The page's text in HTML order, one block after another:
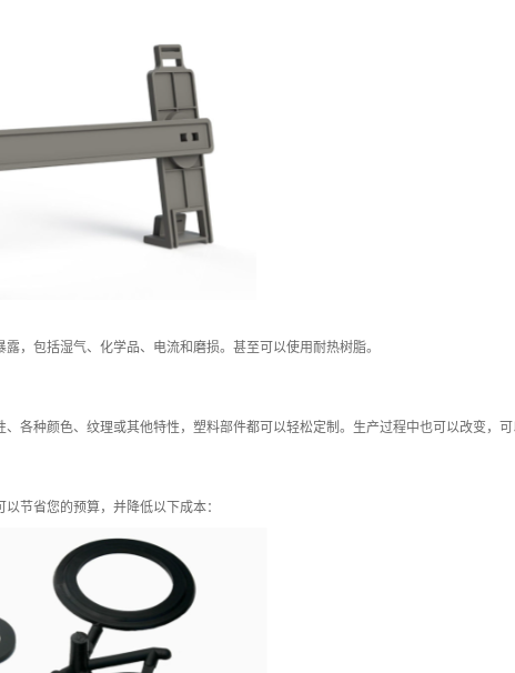
，包括湿气、化学品、电流和磨损。甚至可以使用耐热树脂。
各种颜色、纹理或其他特性，塑料部件都可以轻松定制。生产过程中也可以改变，可
节省您的预算，并降低以下成本：